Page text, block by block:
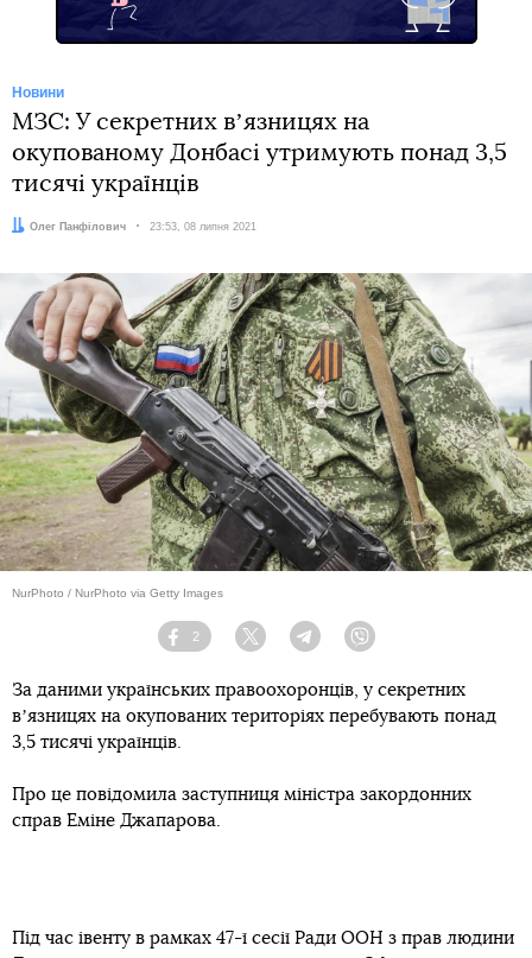
Новини
МЗС: У секретних вʼязницях на
окупованому Донбасі утримують понад 3,5
тисячі українців
Автор:
Олег Панфілович Дата:
23:53, 08 липня 2021
NurPhoto / NurPhoto via Getty Images
Facebook
2
Twitter TelegramViber
За даними українських правоохоронців, у секретних
вʼязницях на окупованих територіях перебувають понад
3,5 тисячі українців.
Про це повідомила заступниця міністра закордонних
справ Еміне Джапарова.
Під час івенту в рамках 47-ї сесії Ради ООН з прав людини